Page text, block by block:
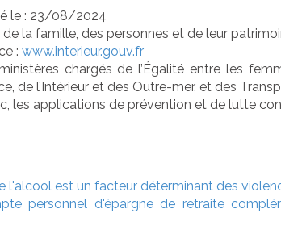
le : 23/08/2024
de la famille, des personnes et de leur
: www.interieur.gouv.fr
chargés de l’Égalité entre les
de l’Intérieur et des Outre-mer, et des
les applications de prévention et de lutte
l'alcool est un facteur déterminant des
personnel d'épargne de retraite